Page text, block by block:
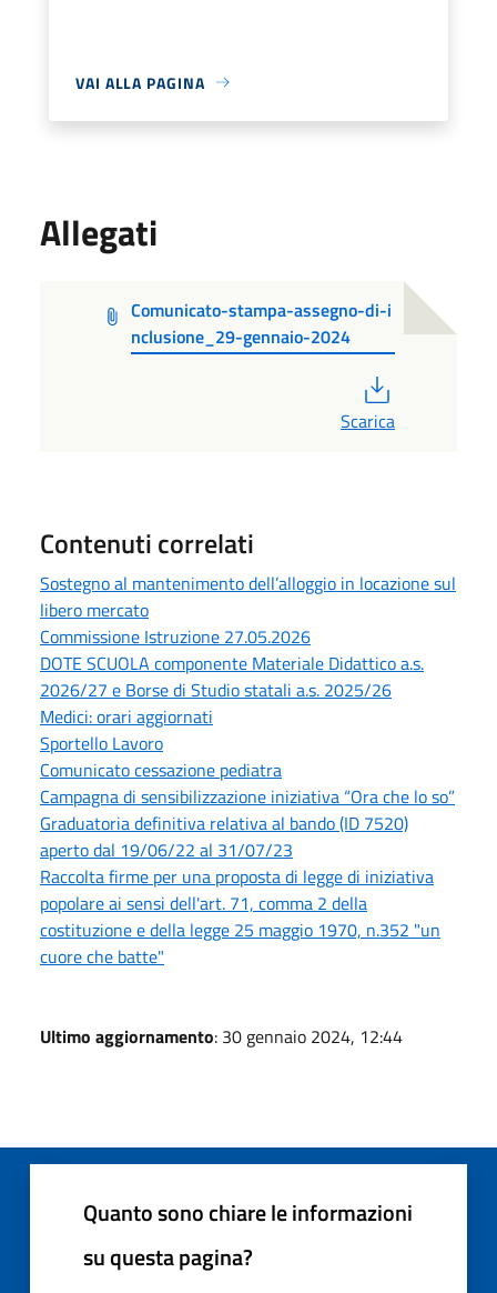
VAI ALLA PAGINA
Allegati
Comunicato-stampa-assegno-di-i
nclusione_29-gennaio-2024
Scarica
Contenuti correlati
Sostegno al mantenimento dell’alloggio in locazione sul
libero mercato
Commissione Istruzione 27.05.2026
DOTE SCUOLA componente Materiale Didattico a.s.
2026/27 e Borse di Studio statali a.s. 2025/26
Medici: orari aggiornati
Sportello Lavoro
Comunicato cessazione pediatra
Campagna di sensibilizzazione iniziativa “Ora che lo so”
Graduatoria definitiva relativa al bando (ID 7520)
aperto dal 19/06/22 al 31/07/23
Raccolta firme per una proposta di legge di iniziativa
popolare ai sensi dell'art. 71, comma 2 della
costituzione e della legge 25 maggio 1970, n.352 "un
cuore che batte"
Ultimo aggiornamento: 30 gennaio 2024, 12:44
Quanto sono chiare le informazioni
su questa pagina?